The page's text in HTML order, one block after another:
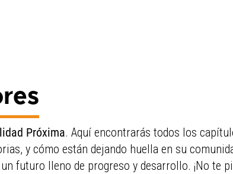
Próxima. Aquí encontrarás todos los
y cómo están dejando huella en su
futuro lleno de progreso y desarrollo. ¡No te